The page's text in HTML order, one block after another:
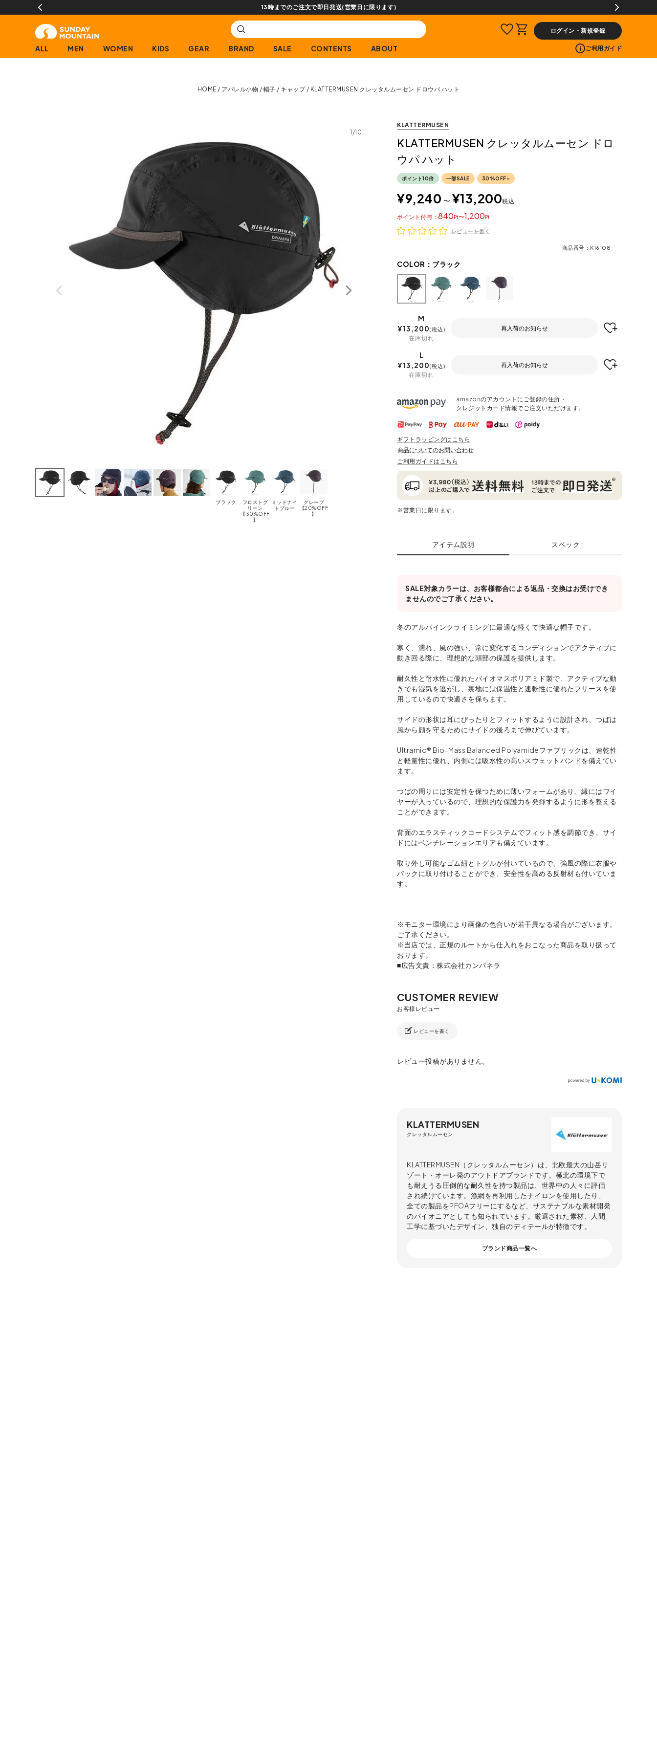
【会員限定】交換送料片道無料サービス
ログイン・新規登録
ALL MEN WOMEN KIDS GEAR BRAND SALE CONTENTS ABOUT ご利用ガイド
HOME アパレル小物 帽子 キャップ KLATTERMUSEN クレッタルムーセン ドロウパ ハット
1/10
ブラック
フロストグ
リーン
【30%OFF
】
ミッドナイ
トブルー
グレープ
【20%OFF
】
KLATTERMUSEN
KLATTERMUSEN クレッタルムーセン ドロ
ウパ ハット
ポイント10倍 一部SALE 30%OFF~
¥9,240 〜 ¥13,200税込
840 〜1,200
ポイント
レビューを書く
商品番号 K16108
COLOR： ブラック
M
¥13,200 税込
在庫切れ
再入荷のお知らせ
L
¥13,200 税込
在庫切れ
再入荷のお知らせ
amazonのアカウントにご登録の住所・
クレジットカード情報でご注文いただけます。
ギフトラッピングはこちら
商品についてのお問い合わせ
ご利用ガイドはこちら
※営業日に限ります。
アイテム説明 スペック
SALE対象カラーは、お客様都合による返品・交換はお受けでき
ませんのでご了承ください。
冬のアルパインクライミングに最適な軽くて快適な帽子です。
寒く、濡れ、風の強い、常に変化するコンディションでアクティブに
動き回る際に、理想的な頭部の保護を提供します。
耐久性と耐水性に優れたバイオマスポリアミド製で、アクティブな動
きでも湿気を逃がし、裏地には保温性と速乾性に優れたフリースを使
用しているので快適さを保ちます。
サイドの形状は耳にぴったりとフィットするように設計され、つばは
風から顔を守るためにサイドの後ろまで伸びています。
Ultramid® Bio-Mass Balanced Polyamideファブリックは、速乾性
と軽量性に優れ、内側には吸水性の高いスウェットバンドを備えてい
ます。
つばの周りには安定性を保つために薄いフォームがあり、縁にはワイ
ヤーが入っているので、理想的な保護力を発揮するように形を整える
ことができます。
背面のエラスティックコードシステムでフィット感を調節でき、サイ
ドにはベンチレーションエリアも備えています。
取り外し可能なゴム紐とトグルが付いているので、強風の際に衣服や
パックに取り付けることができ、安全性を高める反射材も付いていま
す。
※モニター環境により画像の色合いが若干異なる場合がございます。
ご了承ください。
※当店では、正規のルートから仕入れをおこなった商品を取り扱って
おります。
■広告文責：株式会社カンパネラ
レビューを書く
レビュー投稿がありません。
KLATTERMUSEN
クレッタルムーセン
KLATTERMUSEN（クレッタルムーセン）は、北欧最大の山岳リ
ゾート・オーレ発のアウトドアブランドです。極北の環境下で
も耐えうる圧倒的な耐久性を持つ製品は、世界中の人々に評価
され続けています。漁網を再利用したナイロンを使用したり、
全ての製品をPFOAフリーにするなど、サステナブルな素材開発
のパイオニアとしても知られています。厳選された素材、人間
工学に基づいたデザイン、独自のディテールが特徴です。
ブランド商品一覧へ